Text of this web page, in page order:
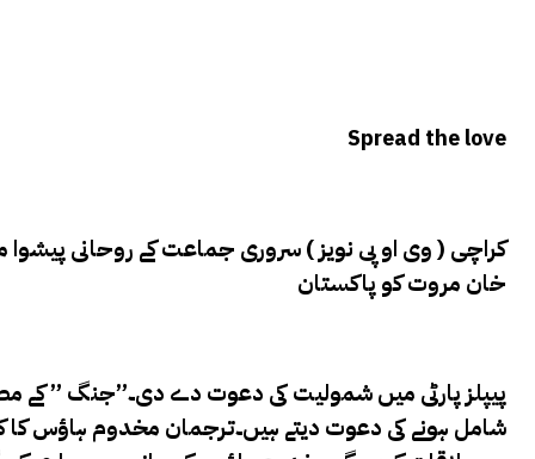
Spread the love
کراچی ( وی او پی نویز ) سروری جماعت کے روحانی
خان مروت کو پاکستان
پیپلز پارٹی میں شمولیت کی دعوت دے دی۔”جنگ ” کے
شامل ہونے کی دعوت دیتے ہیں۔ترجمان مخدوم ہاؤس